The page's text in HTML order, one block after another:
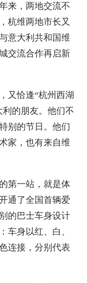
来，两地交流不
杭维两地市长又
意大利共和国维
交流合作再启新
又恰逢“杭州西湖
利的朋友。他们不
别的节日。他们
家，也有来自维
第一站，就是体
通了全国首辆爱
的巴士车身设计
车身以红、白、
连接，分别代表